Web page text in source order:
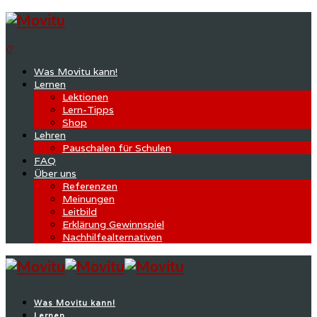
0
Was Movitu kann!
Lernen
Lektionen
Lern-Tipps
Shop
Lehren
Pauschalen für Schulen
FAQ
Über uns
Referenzen
Meinungen
Leitbild
Erklärung Gewinnspiel
Nachhilfealternativen
Was Movitu kann!